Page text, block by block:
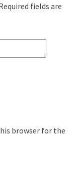
fields are
browser for the